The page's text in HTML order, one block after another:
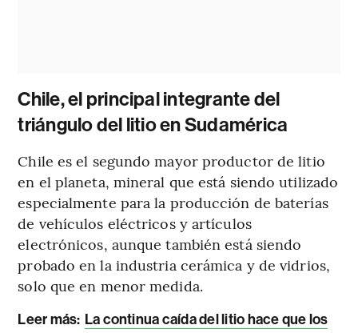
Chile, el principal integrante del
triángulo del litio en Sudamérica
Chile es el segundo mayor productor de litio
en el planeta, mineral que está siendo utilizado
especialmente para la producción de baterías
de vehículos eléctricos y artículos
electrónicos, aunque también está siendo
probado en la industria cerámica y de vidrios,
solo que en menor medida.
Leer más: La continua caída del litio hace que los